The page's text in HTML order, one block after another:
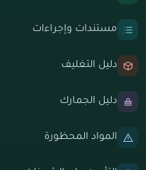
مستندات وإجراءات
دليل التغليف
دليل الجمارك
المواد المحظورة